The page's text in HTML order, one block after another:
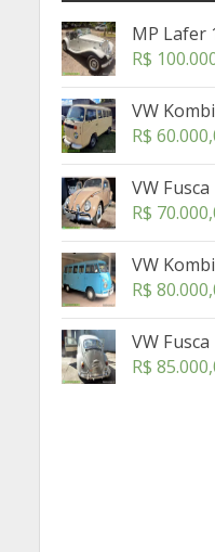
MP Lafer
R$
VW
R$
VW
R$
VW
R$
VW
R$